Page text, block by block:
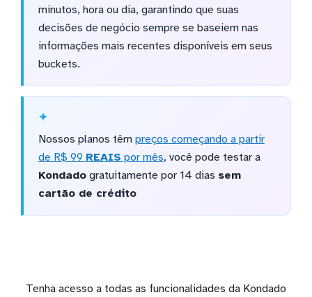
minutos, hora ou dia, garantindo que suas
decisões de negócio sempre se baseiem nas
informações mais recentes disponíveis em seus
buckets.
Nossos planos têm preços começando a partir
de R$ 99 REAIS por mês, você pode testar a
Kondadogratuitamente por 14 dias sem
cartão de crédito
Tenha acesso a todas as funcionalidades da Kondado